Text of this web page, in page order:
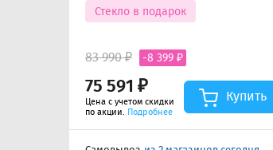
Стекло в подарок
75 591 ₽
83 990 ₽ -8 399 ₽
Цена с учетом скидки
по акции. Подробнее
Купить